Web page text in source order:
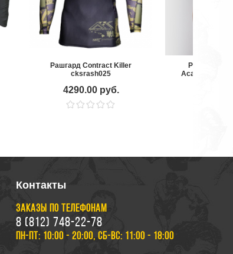
Рашгард Contract Killer
cksrash025
4290.00 руб.
Рашгард
Academy by
Контакты
ЗАКАЗЫ ПО ТЕЛЕФОНАМ
8 (812) 748-22-78
ПН-ПТ: 10:00 - 20:00, СБ-ВС: 11:00 - 18:00